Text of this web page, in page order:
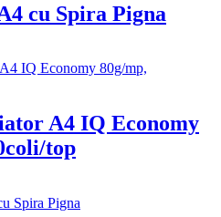
cu Spira Pigna
A4 IQ Economy
top